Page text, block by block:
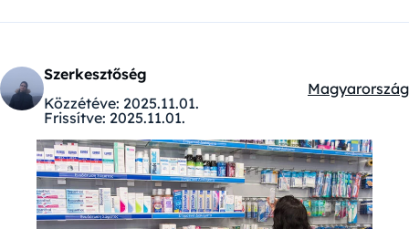
Szerkesztőség
Közzétéve: 2025.11.01.
Frissítve: 2025.11.01.
Kategóriák:
Magyarország